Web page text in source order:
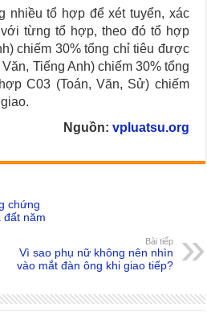
tổ hợp để xét tuyển, xác
từng tổ hợp, theo đó tổ hợp
chiếm 30% tổng chỉ tiêu được
Tiếng Anh) chiếm 30% tổng
C03 (Toán, Văn, Sử) chiếm
Nguồn: vpluatsu.org
chứng
đất năm
Bài tiếp
Vì sao phụ nữ không nên nhìn
vào mắt đàn ông khi giao tiếp?